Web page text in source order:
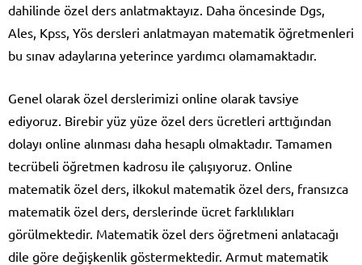
dahilinde özel ders anlatmaktayız. Daha öncesinde Dgs,
Ales, Kpss, Yös dersleri anlatmayan matematik öğretmenleri
bu sınav adaylarına yeterince yardımcı olamamaktadır.
Genel olarak özel derslerimizi online olarak tavsiye
ediyoruz. Birebir yüz yüze özel ders ücretleri arttığından
dolayı online alınması daha hesaplı olmaktadır. Tamamen
tecrübeli öğretmen kadrosu ile çalışıyoruz. Online
matematik özel ders, ilkokul matematik özel ders, fransızca
matematik özel ders, derslerinde ücret farklılıkları
görülmektedir. Matematik özel ders öğretmeni anlatacağı
dile göre değişkenlik göstermektedir. Armut matematik